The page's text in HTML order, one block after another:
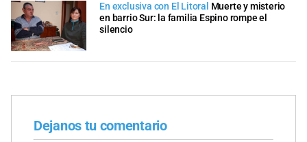
En exclusiva con El Litoral Muerte y misterio
en barrio Sur: la familia Espino rompe el
silencio
Dejanos tu comentario